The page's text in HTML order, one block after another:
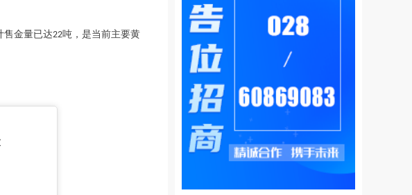
售金量已达22吨，是当前主要黄